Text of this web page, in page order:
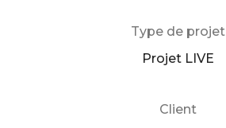
Type de projet
Projet LIVE
Client